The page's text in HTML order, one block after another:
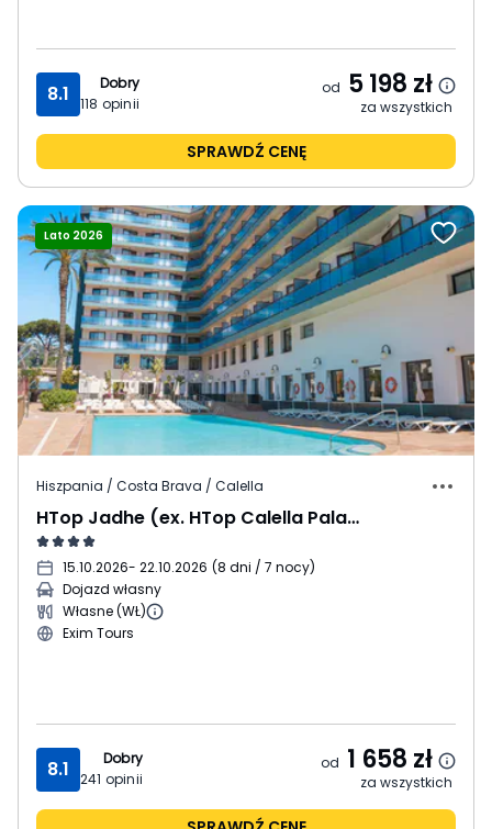
8.1
Dobry
118 opinii
od 5 198 zł
za wszystkich
SPRAWDŹ CENĘ
Lato 2026
Hiszpania / Costa Brava / Calella
HTop Jadhe (ex. HTop Calella Palace)
15.10.2026- 22.10.2026 (8 dni / 7 nocy)
Dojazd własny
Własne (WŁ)
Exim Tours
8.1
Dobry
241 opinii
od 1 658 zł
za wszystkich